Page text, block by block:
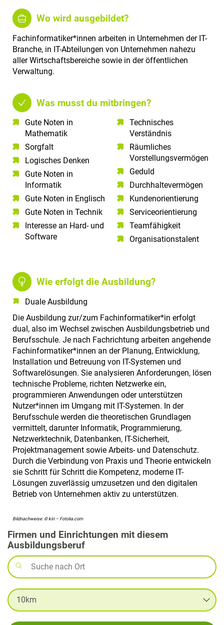
Wo wird ausgebildet?
Fachinformatiker*innen arbeiten in Unternehmen der IT-
Branche, in IT-Abteilungen von Unternehmen nahezu
aller Wirtschaftsbereiche sowie in der öffentlichen
Verwaltung.
Was musst du mitbringen?
Gute Noten in
Mathematik​
Sorgfalt​
Logisches Denken​
Gute Noten in
Informatik​
Gute Noten in Englisch​
Gute Noten in Technik​
Interesse an Hard- und
Software​
Technisches
Verständnis​
Räumliches
Vorstellungsvermögen​
Geduld​
Durchhaltevermögen​
Kundenorientierung​
Serviceorientierung​
Teamfähigkeit​
Organisationstalent
Wie erfolgt die Ausbildung?
Duale Ausbildung
Die Ausbildung zur/zum Fachinformatiker*in erfolgt
dual, also im Wechsel zwischen Ausbildungsbetrieb und
Berufsschule. Je nach Fachrichtung arbeiten angehende
Fachinformatiker*innen an der Planung, Entwicklung,
Installation und Betreuung von IT-Systemen und
Softwarelösungen. Sie analysieren Anforderungen, lösen
technische Probleme, richten Netzwerke ein,
programmieren Anwendungen oder unterstützen
Nutzer*innen im Umgang mit IT-Systemen. In der
Berufsschule werden die theoretischen Grundlagen
vermittelt, darunter Informatik, Programmierung,
Netzwerktechnik, Datenbanken, IT-Sicherheit,
Projektmanagement sowie Arbeits- und Datenschutz.
Durch die Verbindung von Praxis und Theorie entwickeln
sie Schritt für Schritt die Kompetenz, moderne IT-
Lösungen zuverlässig umzusetzen und den digitalen
Betrieb von Unternehmen aktiv zu unterstützen.
Bildnachweise: © kiri – Fotolia.com
Firmen und Einrichtungen mit diesem
Ausbildungsberuf